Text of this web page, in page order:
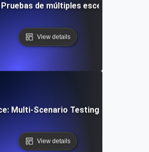
de múltiples escenarios para
View details
Multi-Scenario Testing for
View details